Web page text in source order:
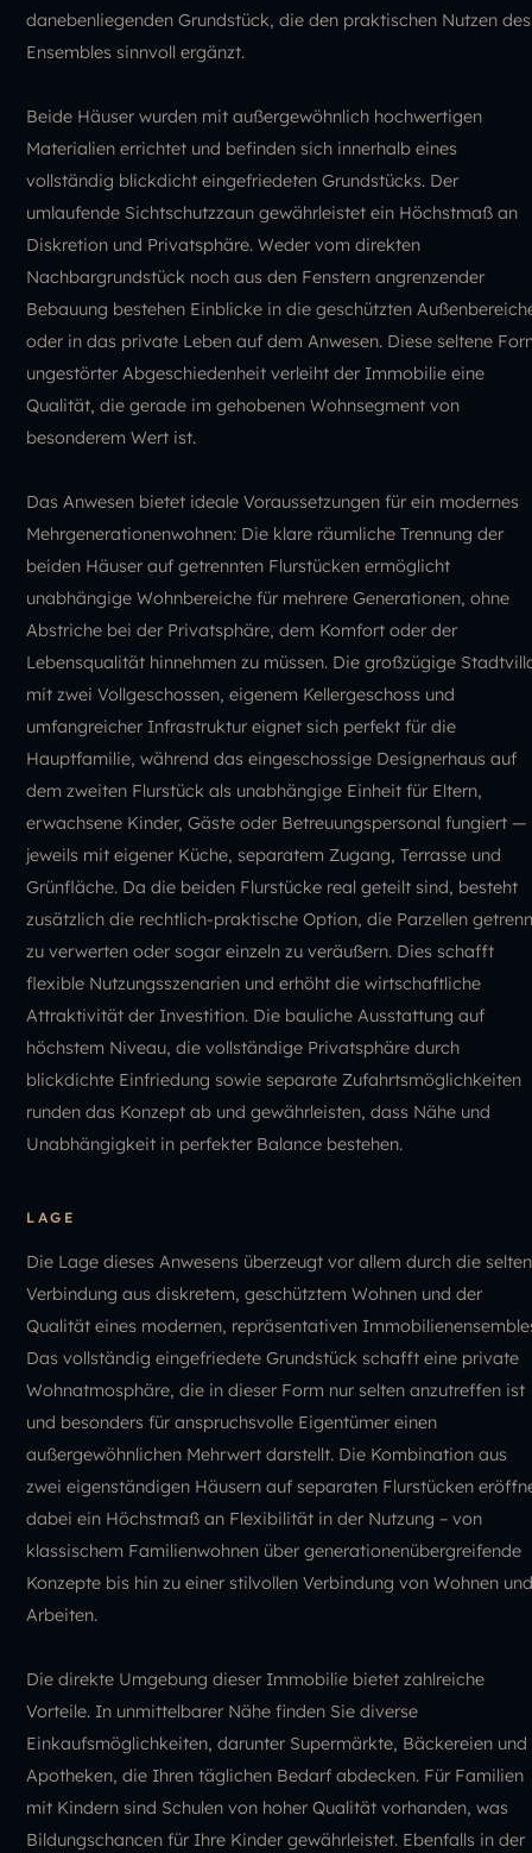
danebenliegenden Grundstück, die den praktischen Nutzen des
Ensembles sinnvoll ergänzt.
Beide Häuser wurden mit außergewöhnlich hochwertigen
Materialien errichtet und befinden sich innerhalb eines
vollständig blickdicht eingefriedeten Grundstücks. Der
umlaufende Sichtschutzzaun gewährleistet ein Höchstmaß an
Diskretion und Privatsphäre. Weder vom direkten
Nachbargrundstück noch aus den Fenstern angrenzender
Bebauung bestehen Einblicke in die geschützten
oder in das private Leben auf dem Anwesen. Diese seltene
ungestörter Abgeschiedenheit verleiht der Immobilie eine
Qualität, die gerade im gehobenen Wohnsegment von
besonderem Wert ist.
Das Anwesen bietet ideale Voraussetzungen für ein modernes
Mehrgenerationenwohnen: Die klare räumliche Trennung der
beiden Häuser auf getrennten Flurstücken ermöglicht
unabhängige Wohnbereiche für mehrere Generationen, ohne
Abstriche bei der Privatsphäre, dem Komfort oder der
Lebensqualität hinnehmen zu müssen. Die großzügige
mit zwei Vollgeschossen, eigenem Kellergeschoss und
umfangreicher Infrastruktur eignet sich perfekt für die
Hauptfamilie, während das eingeschossige Designerhaus auf
dem zweiten Flurstück als unabhängige Einheit für Eltern,
erwachsene Kinder, Gäste oder Betreuungspersonal fungiert —
jeweils mit eigener Küche, separatem Zugang, Terrasse und
Grünfläche. Da die beiden Flurstücke real geteilt sind, besteht
zusätzlich die rechtlich-praktische Option, die Parzellen
zu verwerten oder sogar einzeln zu veräußern. Dies schafft
flexible Nutzungsszenarien und erhöht die wirtschaftliche
Attraktivität der Investition. Die bauliche Ausstattung auf
höchstem Niveau, die vollständige Privatsphäre durch
blickdichte Einfriedung sowie separate Zufahrtsmöglichkeiten
runden das Konzept ab und gewährleisten, dass Nähe und
Unabhängigkeit in perfekter Balance bestehen.
LAGE
Die Lage dieses Anwesens überzeugt vor allem durch die
Verbindung aus diskretem, geschütztem Wohnen und der
Qualität eines modernen, repräsentativen
Das vollständig eingefriedete Grundstück schafft eine private
Wohnatmosphäre, die in dieser Form nur selten anzutreffen ist
und besonders für anspruchsvolle Eigentümer einen
außergewöhnlichen Mehrwert darstellt. Die Kombination aus
zwei eigenständigen Häusern auf separaten Flurstücken
dabei ein Höchstmaß an Flexibilität in der Nutzung – von
klassischem Familienwohnen über generationenübergreifende
Konzepte bis hin zu einer stilvollen Verbindung von Wohnen
Arbeiten.
Die direkte Umgebung dieser Immobilie bietet zahlreiche
Vorteile. In unmittelbarer Nähe finden Sie diverse
Einkaufsmöglichkeiten, darunter Supermärkte, Bäckereien und
Apotheken, die Ihren täglichen Bedarf abdecken. Für Familien
mit Kindern sind Schulen von hoher Qualität vorhanden, was
Bildungschancen für Ihre Kinder gewährleistet. Ebenfalls in der